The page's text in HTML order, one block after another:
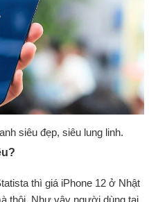
siêu đẹp, siêu lung linh.
thì giá iPhone 12 ở Nhật
thôi. Như vậy người dùng tại